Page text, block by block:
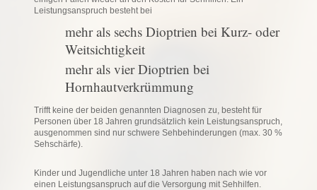
Leistungsanspruch besteht bei
mehr als sechs Dioptrien bei Kurz- oder
Weitsichtigkeit
mehr als vier Dioptrien bei
Hornhautverkrümmung
Trifft keine der beiden genannten Diagnosen zu, besteht für
Personen über 18 Jahren grundsätzlich kein Leistungsanspruch,
ausgenommen sind nur schwere Sehbehinderungen (max. 30 %
Sehschärfe).
Kinder und Jugendliche unter 18 Jahren haben nach wie vor
einen Leistungsanspruch auf die Versorgung mit Sehhilfen.